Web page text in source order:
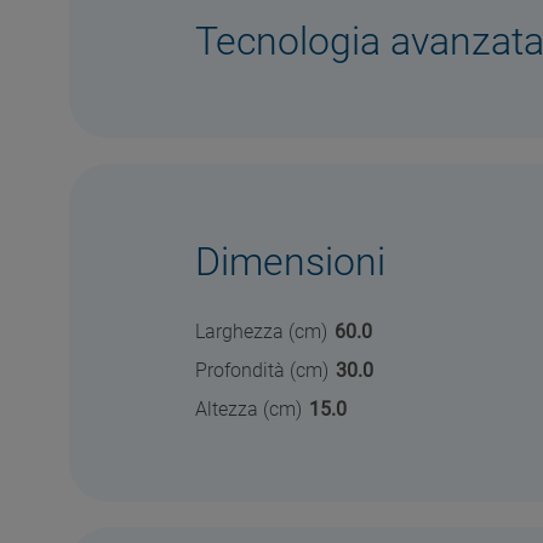
Tecnologia avanzata
Dimensioni
Larghezza (cm) 60.0
Profondità (cm) 30.0
Altezza (cm) 15.0